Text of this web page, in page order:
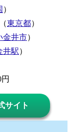
）
東京都）
金井市）
井駅）
サイト